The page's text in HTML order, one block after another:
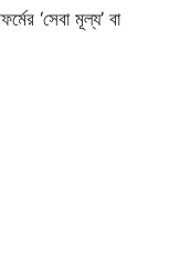
‘সেবা মূল্য’ বা